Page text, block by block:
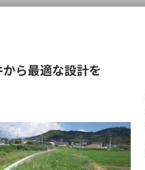
ら最適な設計を